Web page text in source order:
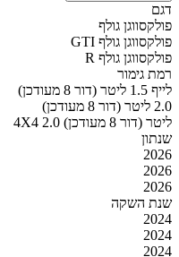
דגם
פולקסווגן גולף
פולקסווגן גולף GTI
פולקסווגן גולף R
רמת גימור
לייף 1.5 ליטר (דור 8 מעודכן)
2.0 ליטר (דור 8 מעודכן)
4X4 2.0 ליטר (דור 8 מעודכן)
שנתון
2026
2026
2026
שנת השקה
2024
2024
2024